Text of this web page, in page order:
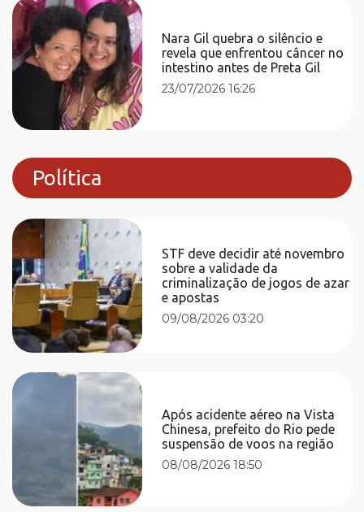
Nara Gil quebra o silêncio e
revela que enfrentou câncer no
intestino antes de Preta Gil
23/07/2026 16:26
Política
STF deve decidir até novembro
sobre a validade da
criminalização de jogos de azar
e apostas
09/08/2026 03:20
Após acidente aéreo na Vista
Chinesa, prefeito do Rio pede
suspensão de voos na região
08/08/2026 18:50